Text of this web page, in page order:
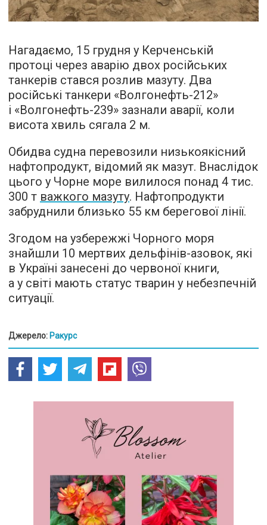
Нагадаємо, 15 грудня у Керченській
протоці через аварію двох російських
танкерів стався розлив мазуту. Два
російські танкери «Волгонефть-212»
і «Волгонефть-239» зазнали аварії, коли
висота хвиль сягала 2 м.
Обидва судна перевозили низькоякісний
нафтопродукт, відомий як мазут. Внаслідок
цього у Чорне море вилилося понад 4 тис.
300 т важкого мазуту. Нафтопродукти
забруднили близько 55 км берегової лінії.
Згодом на узбережжі Чорного моря
знайшли 10 мертвих дельфінів-азовок, які
в Україні занесені до червоної книги,
а у світі мають статус тварин у небезпечній
ситуації.
Джерело: Ракурс